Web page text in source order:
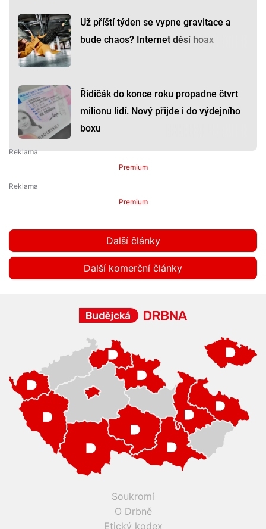
Už příští týden se vypne gravitace a
bude chaos? Internet děsí hoax
Řidičák do konce roku propadne čtvrt
milionu lidí. Nový přijde i do výdejního
boxu
Premium
Premium
Další články
Další komerční články
Soukromí
O Drbně
Etický kodex